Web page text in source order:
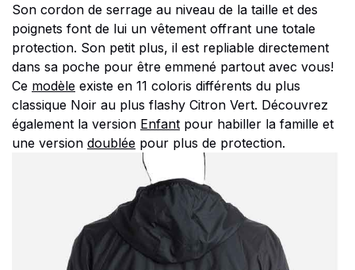
Son cordon de serrage au niveau de la taille et des
poignets font de lui un vêtement offrant une totale
protection. Son petit plus, il est repliable directement
dans sa poche pour être emmené partout avec vous!
Ce modèle existe en 11 coloris différents du plus
classique Noir au plus flashy Citron Vert. Découvrez
également la version Enfant pour habiller la famille et
une version doublée pour plus de protection.